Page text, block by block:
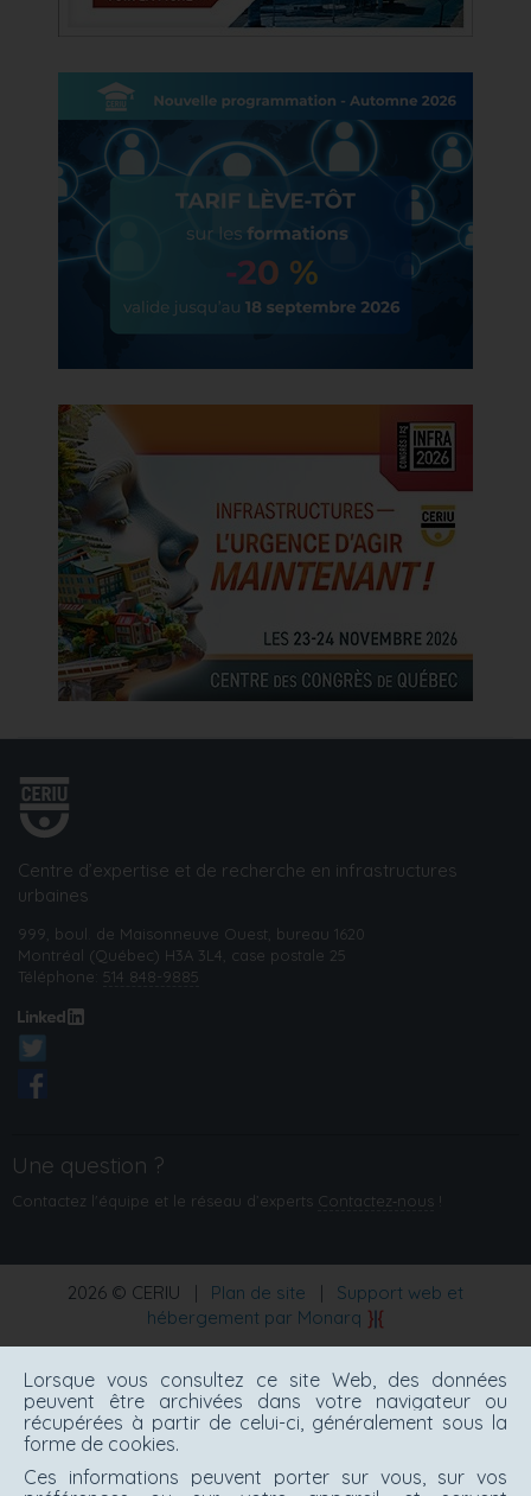
Centre d’expertise et de recherche en infrastructures
urbaines
999, boul. de Maisonneuve Ouest, bureau 1620
Montréal (Québec) H3A 3L4, case postale 25
Téléphone: 514 848-9885
Une question ?
Contactez l'équipe et le réseau d’experts Contactez‑nous !
2026 © CERIU | Plan de site |
Support web et
hébergement par Monarq
Lorsque vous consultez ce site Web, des données
peuvent être archivées dans votre navigateur ou
récupérées à partir de celui-ci, généralement sous la
forme de cookies.
Ces informations peuvent porter sur vous, sur vos